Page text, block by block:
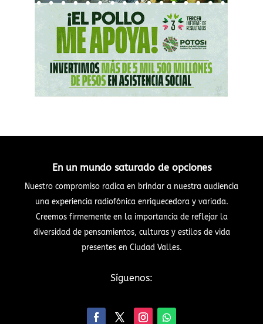
En un mundo saturado de opciones
Nuestro compromiso radica en brindar a nuestra audiencia
una experiencia radiofónica enriquecedora y variada.
Creemos firmemente en la importancia de reflejar la
diversidad de pensamientos, culturas y estilos de vida
presentes en Ciudad Valles.
Síguenos: